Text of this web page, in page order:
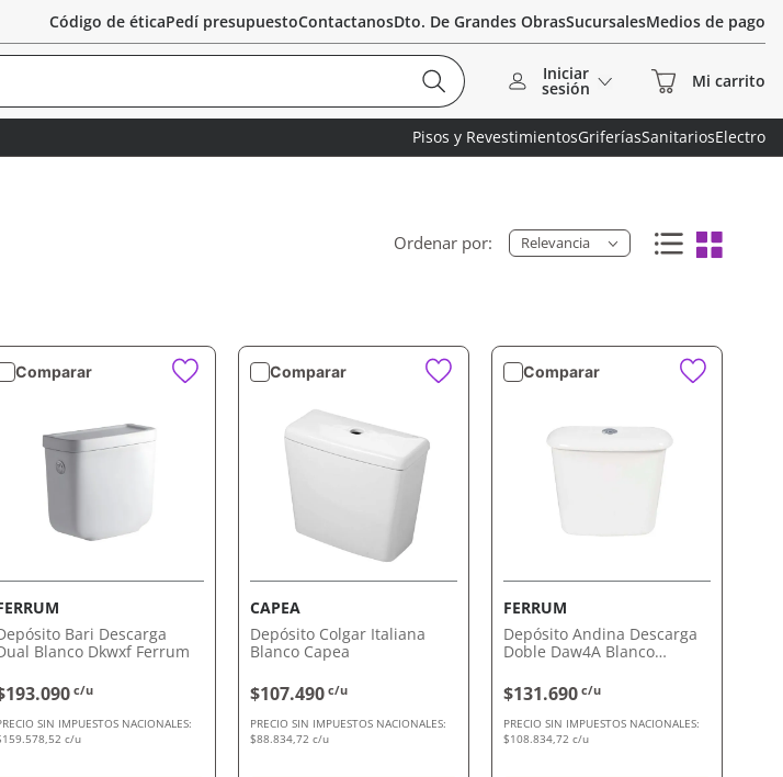
Código de éticaPedí presupuestoContactanosDto. De Grandes ObrasSucursalesMedios de pago
Iniciar
sesión
Pisos y RevestimientosGriferíasSanitariosElectro
Relevancia
Comparar
VISTA RÁPIDA
Bari Descarga
Blanco Dkwxf Ferrum
c/u
SIN IMPUESTOS NACIONALES:
c/u
Comparar
VISTA RÁPIDA
CAPEA
Depósito Colgar Italiana
Blanco Capea
$107.490 c/u
PRECIO SIN IMPUESTOS NACIONALES:
$88.834,72 c/u
Comparar
FERRUM
Depósito Andina Descarga
Doble Daw4A Blanco
$131.690 c/u
PRECIO SIN IMPUESTOS NACIONALES:
$108.834,72 c/u